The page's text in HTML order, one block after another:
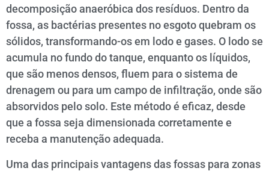
decomposição anaeróbica dos resíduos. Dentro da
fossa, as bactérias presentes no esgoto quebram os
sólidos, transformando-os em lodo e gases. O lodo se
acumula no fundo do tanque, enquanto os líquidos,
que são menos densos, fluem para o sistema de
drenagem ou para um campo de infiltração, onde são
absorvidos pelo solo. Este método é eficaz, desde
que a fossa seja dimensionada corretamente e
receba a manutenção adequada.
Uma das principais vantagens das fossas para zonas